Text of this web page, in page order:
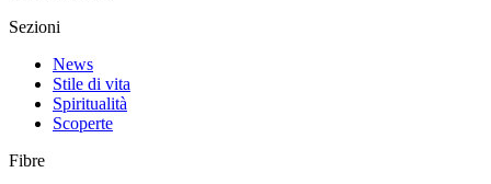
Sezioni
News
Stile di vita
Spiritualità
Scoperte
Fibre